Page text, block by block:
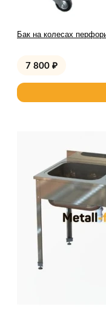
Бак на колесах
7 800 ₽